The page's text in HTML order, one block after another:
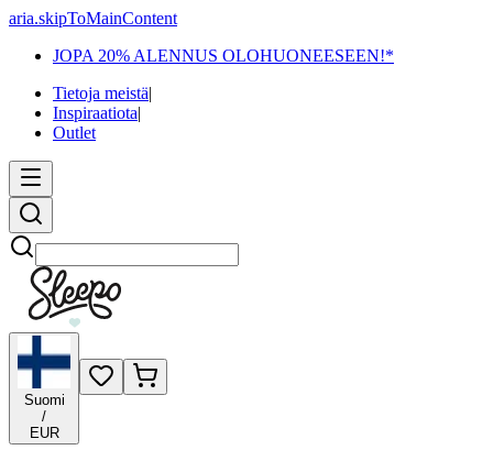
aria.skipToMainContent
JOPA 20% ALENNUS OLOHUONEESEEN!*
Tietoja meistä|
Inspiraatiota|
Outlet
Etsi
Suomi
/
EUR